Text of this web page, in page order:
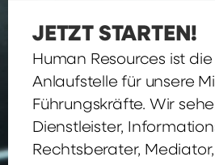
JETZT STARTEN!
Human Resources ist
Anlaufstelle für unsere
Führungskräfte. Wir
Dienstleister,
Rechtsberater,